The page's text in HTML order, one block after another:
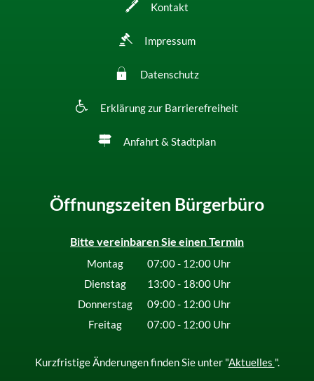
Kontakt
Impressum
Datenschutz
Erklärung zur Barrierefreiheit
Anfahrt & Stadtplan
Öffnungszeiten Bürgerbüro
Bitte vereinbaren Sie einen Termin
Montag 07:00- 12:00Uhr
Von 07:00 bis 12:00 Uhr
Dienstag 13:00- 18:00Uhr
Von 13:00 bis 18:00 Uhr
Donnerstag 09:00- 12:00Uhr
Von 09:00 bis 12:00 Uhr
Freitag 07:00- 12:00Uhr
Kurzfristige Änderungen finden Sie unter "Aktuelles ".